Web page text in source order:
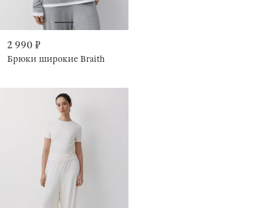
2 990 ₽
Брюки широкие Braith